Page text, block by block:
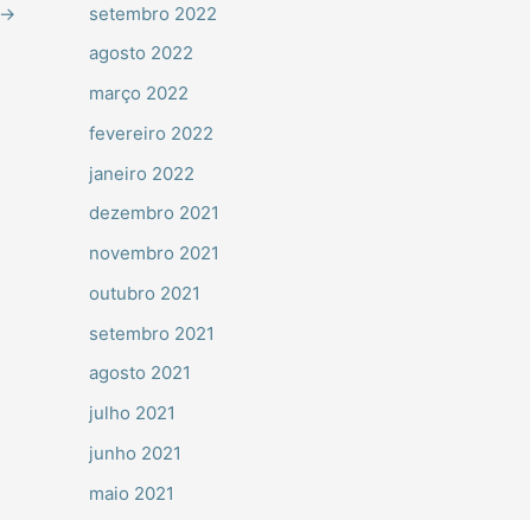
→
setembro 2022
agosto 2022
março 2022
fevereiro 2022
janeiro 2022
dezembro 2021
novembro 2021
outubro 2021
setembro 2021
agosto 2021
julho 2021
junho 2021
maio 2021